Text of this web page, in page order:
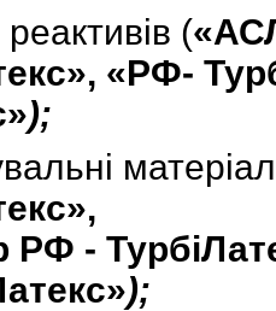
(«
», «РФ-
»);
РФ -
);